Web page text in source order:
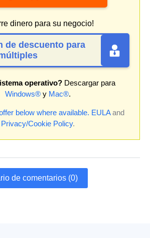
dinero para su negocio!
de descuento para
operativo? Descargar para
Windows®y Mac®.
below where available. EULAand
Privacy/Cookie Policy.
de comentarios (0)